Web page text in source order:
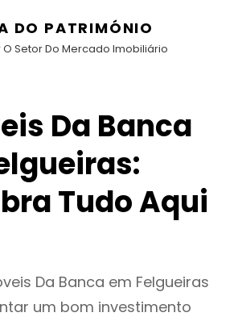
DO PATRIMÓNIO
Setor Do Mercado Imobiliário
Da Banca
Tudo Aqui
Da Banca em Felgueiras
um bom investimento